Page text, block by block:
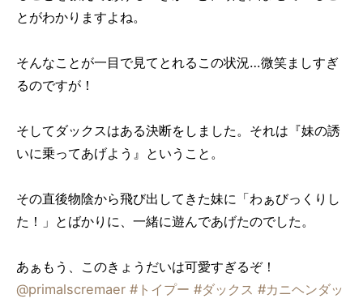
とがわかりますよね。
そんなことが一目で見てとれるこの状況…微笑ましすぎ
るのですが！
そしてダックスはある決断をしました。それは『妹の誘
いに乗ってあげよう』ということ。
その直後物陰から飛び出してきた妹に「わぁびっくりし
た！」とばかりに、一緒に遊んであげたのでした。
あぁもう、このきょうだいは可愛すぎるぞ！
@primalscremaer #トイプー #ダックス #カニヘンダッ